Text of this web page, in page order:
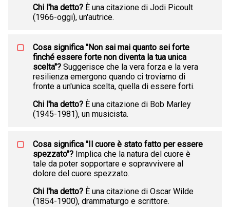
Chi l'ha detto? È una citazione di Jodi Picoult
(1966-oggi), un'autrice.
Cosa significa "Non sai mai quanto sei forte
finché essere forte non diventa la tua unica
scelta"? Suggerisce che la vera forza e la vera
resilienza emergono quando ci troviamo di
fronte a un'unica scelta, quella di essere forti.
Chi l'ha detto? È una citazione di Bob Marley
(1945-1981), un musicista.
Cosa significa "Il cuore è stato fatto per essere
spezzato"? Implica che la natura del cuore è
tale da poter sopportare e sopravvivere al
dolore del cuore spezzato.
Chi l'ha detto? È una citazione di Oscar Wilde
(1854-1900), drammaturgo e scrittore.